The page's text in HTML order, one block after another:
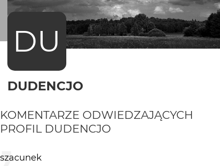
DU
DUDENCJO
KOMENTARZE ODWIEDZAJĄCYCH
PROFIL DUDENCJO
szacunek